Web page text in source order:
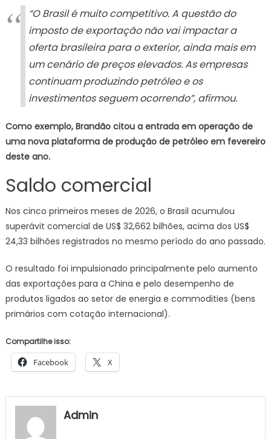
“O Brasil é muito competitivo. A questão do
imposto de exportação não vai impactar a
oferta brasileira para o exterior, ainda mais em
um cenário de preços elevados. As empresas
continuam produzindo petróleo e os
investimentos seguem ocorrendo”, afirmou.
Como exemplo, Brandão citou a entrada em operação de
uma nova plataforma de produção de petróleo em fevereiro
deste ano.
Saldo comercial
Nos cinco primeiros meses de 2026, o Brasil acumulou
superávit comercial de US$ 32,662 bilhões, acima dos US$
24,33 bilhões registrados no mesmo período do ano passado.
O resultado foi impulsionado principalmente pelo aumento
das exportações para a China e pelo desempenho de
produtos ligados ao setor de energia e commodities (bens
primários com cotação internacional).
Compartilhe isso:
Facebook X
Admin